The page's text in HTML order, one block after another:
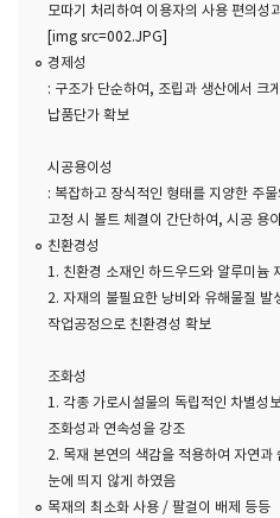
모따기 처리하여 이용자의 사용 편의성
[img src=002.JPG]
경제성
: 구조가 단순하여, 조립과 생산에서 크
납품단가 확보
시공용이성
: 복잡하고 장식적인 형태를 지양한 주
고정 시 볼트 체결이 간단하여, 시공 용
친환경성
1. 친환경 소재인 하드우드와 알루미늄
2. 자재의 불필요한 낭비와 유해물질 발
작업공정으로 친환경성 확보
조화성
1. 각종 가로시설물의 독립적인 차별성
조화성과 연속성을 강조
2. 목재 본연의 색감을 적용하여 자연
눈에 띄지 않게 하였음
목재의 최소화 사용 / 팔걸이 배제 등등